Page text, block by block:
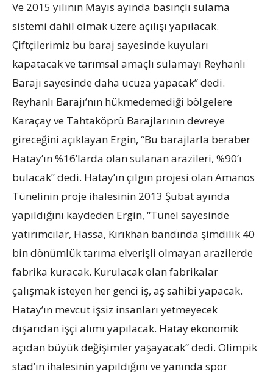
Ve 2015 yılının Mayıs ayında basınçlı sulama
sistemi dahil olmak üzere açılışı yapılacak.
Çiftçilerimiz bu baraj sayesinde kuyuları
kapatacak ve tarımsal amaçlı sulamayı Reyhanlı
Barajı sayesinde daha ucuza yapacak” dedi.
Reyhanlı Barajı’nın hükmedemediği bölgelere
Karaçay ve Tahtaköprü Barajlarının devreye
gireceğini açıklayan Ergin, “Bu barajlarla beraber
Hatay’ın %16’larda olan sulanan arazileri, %90’ı
bulacak” dedi. Hatay’ın çılgın projesi olan Amanos
Tünelinin proje ihalesinin 2013 Şubat ayında
yapıldığını kaydeden Ergin, “Tünel sayesinde
yatırımcılar, Hassa, Kırıkhan bandında şimdilik 40
bin dönümlük tarıma elverişli olmayan arazilerde
fabrika kuracak. Kurulacak olan fabrikalar
çalışmak isteyen her genci iş, aş sahibi yapacak.
Hatay’ın mevcut işsiz insanları yetmeyecek
dışarıdan işçi alımı yapılacak. Hatay ekonomik
açıdan büyük değişimler yaşayacak” dedi. Olimpik
stad’ın ihalesinin yapıldığını ve yanında spor